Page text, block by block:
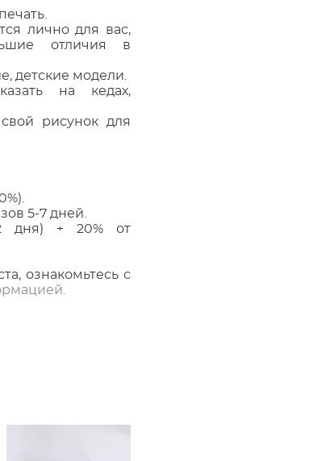
лично для вас,
отличия в
детские модели.
на кедах,
рисунок для
5-7 дней.
дня) + 20% от
ознакомьтесь с